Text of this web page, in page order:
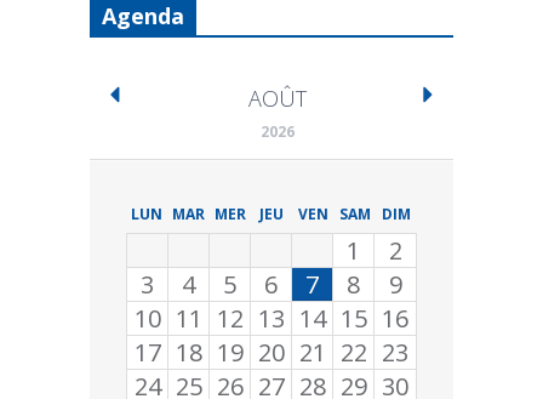
Agenda
AOÛT
2026
LUN MAR MER JEU VEN SAM DIM
1
2
3
4 5 6 7 8
9
10 11 12 13 14 15 16
17 18 19 20 21 22 23
24 25 26 27 28 29 30